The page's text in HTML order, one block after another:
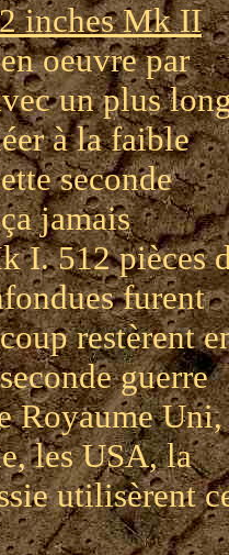
inches Mk II
oeuvre par
un plus
à la faible
seconde
jamais
I. 512 pièces
furent
restèrent
guerre
Royaume
les USA, la
utilisèrent